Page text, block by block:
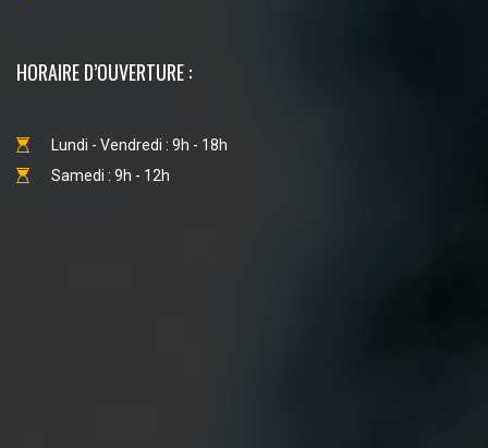
HORAIRE D’OUVERTURE :
Lundi - Vendredi : 9h - 18h
Samedi : 9h - 12h